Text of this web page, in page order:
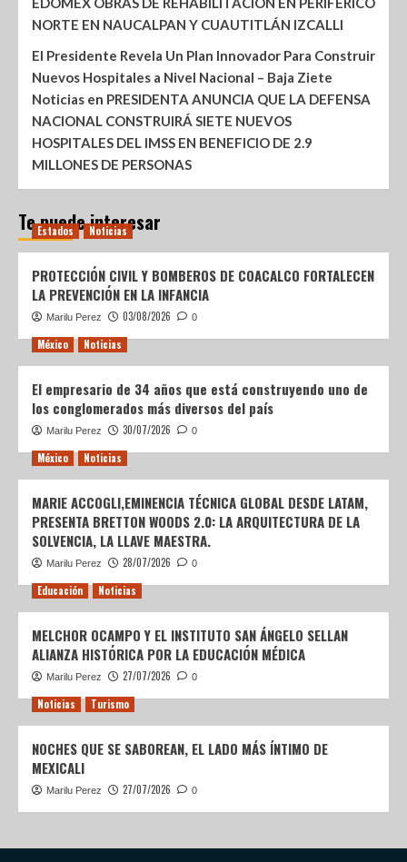
NORTE EN NAUCALPAN Y CUAUTITLÁN IZCALLI
El Presidente Revela Un Plan Innovador Para Construir
Nuevos Hospitales a Nivel Nacional – Baja Ziete
Noticias en PRESIDENTA ANUNCIA QUE LA DEFENSA
NACIONAL CONSTRUIRÁ SIETE NUEVOS
HOSPITALES DEL IMSS EN BENEFICIO DE 2.9
MILLONES DE PERSONAS
Te puede interesar
Estados Noticias
PROTECCIÓN CIVIL Y BOMBEROS DE COACALCO FORTALECEN
LA PREVENCIÓN EN LA INFANCIA
Marilu Perez 03/08/2026 0
México Noticias
El empresario de 34 años que está construyendo uno de
los conglomerados más diversos del país
Marilu Perez 30/07/2026 0
México Noticias
MARIE ACCOGLI,EMINENCIA TÉCNICA GLOBAL DESDE LATAM,
PRESENTA BRETTON WOODS 2.0: LA ARQUITECTURA DE LA
SOLVENCIA, LA LLAVE MAESTRA.
Marilu Perez 28/07/2026 0
Educación Noticias
MELCHOR OCAMPO Y EL INSTITUTO SAN ÁNGELO SELLAN
ALIANZA HISTÓRICA POR LA EDUCACIÓN MÉDICA
Marilu Perez 27/07/2026 0
Noticias Turismo
NOCHES QUE SE SABOREAN, EL LADO MÁS ÍNTIMO DE
MEXICALI
Marilu Perez 27/07/2026 0